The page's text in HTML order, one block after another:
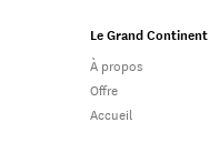
Le Grand Continent
À propos
Offre
Accueil